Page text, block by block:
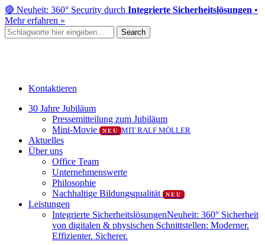
Skip
to
main
content
🔴 Neuheit: 360° Security durch Integrierte Sicherheitslösungen •
Mehr erfahren »
Search
Kontaktieren
Menu
30 Jahre Jubiläum
Pressemitteilung zum Jubiläum
Mini-Movie
NEU MIT RALF MÖLLER
Aktuelles
Über uns
Office Team
Unternehmenswerte
Philosophie
Nachhaltige Bildungsqualität
NEU
Leistungen
Integrierte SicherheitslösungenNeuheit: 360° Sicherheit
von digitalen & physischen Schnittstellen: Moderner.
Effizienter. Sicherer.